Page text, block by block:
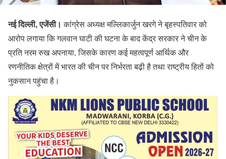
नई दिल्ली, एजेंसी।कांग्रेस अध्यक्ष मल्लिकार्जुन खरगे ने बृहस्पतिवार को
आरोप लगाया कि गलवान घाटी की घटना के बाद केंद्र सरकार ने चीन के
प्रति नरम रुख अपनाया, जिसके कारण कई महत्वपूर्ण आर्थिक और
रणनीतिक क्षेत्रों में भारत की चीन पर निर्भरता बढ़ी है तथा राष्ट्रीय हितों को
नुकसान पहुंचा है।